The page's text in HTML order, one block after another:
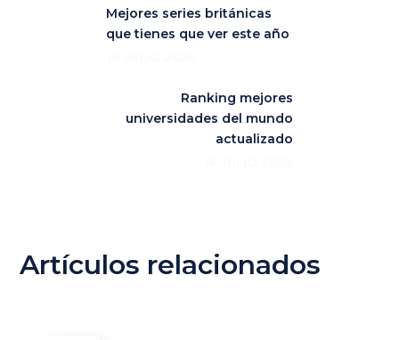
Mejores series británicas
que tienes que ver este año
Ranking mejores
universidades del mundo
actualizado
Artículos relacionados